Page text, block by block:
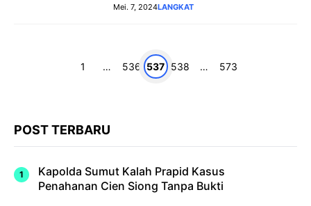
Mei. 7, 2024LANGKAT
Halaman
1 … Halaman
536Halaman
537Halaman
538 … Halaman
573
POST TERBARU
Kapolda Sumut Kalah Prapid Kasus
Penahanan Cien Siong Tanpa Bukti